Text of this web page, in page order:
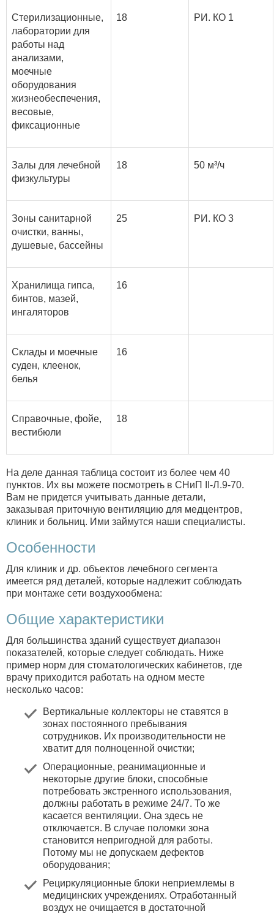
Стерилизационные,
лаборатории для
работы над
анализами,
моечные
оборудования
жизнеобеспечения,
весовые,
фиксационные
18 РИ. КО 1
Залы для лечебной
физкультуры
18 50 м³/ч
Зоны санитарной
очистки, ванны,
душевые, бассейны
25 РИ. КО 3
Хранилища гипса,
бинтов, мазей,
ингаляторов
16
Склады и моечные
суден, клеенок,
белья
16
Справочные, фойе,
вестибюли
18
На деле данная таблица состоит из более чем 40
пунктов. Их вы можете посмотреть в СНиП II-Л.9-70.
Вам не придется учитывать данные детали,
заказывая приточную вентиляцию для медцентров,
клиник и больниц. Ими займутся наши специалисты.
Особенности
Для клиник и др. объектов лечебного сегмента
имеется ряд деталей, которые надлежит соблюдать
при монтаже сети воздухообмена:
Общие характеристики
Для большинства зданий существует диапазон
показателей, которые следует соблюдать. Ниже
пример норм для стоматологических кабинетов, где
врачу приходится работать на одном месте
несколько часов:
Вертикальные коллекторы не ставятся в
зонах постоянного пребывания
сотрудников. Их производительности не
хватит для полноценной очистки;
Операционные, реанимационные и
некоторые другие блоки, способные
потребовать экстренного использования,
должны работать в режиме 24/7. То же
касается вентиляции. Она здесь не
отключается. В случае поломки зона
становится непригодной для работы.
Потому мы не допускаем дефектов
оборудования;
Рециркуляционные блоки неприемлемы в
медицинских учреждениях. Отработанный
воздух не очищается в достаточной